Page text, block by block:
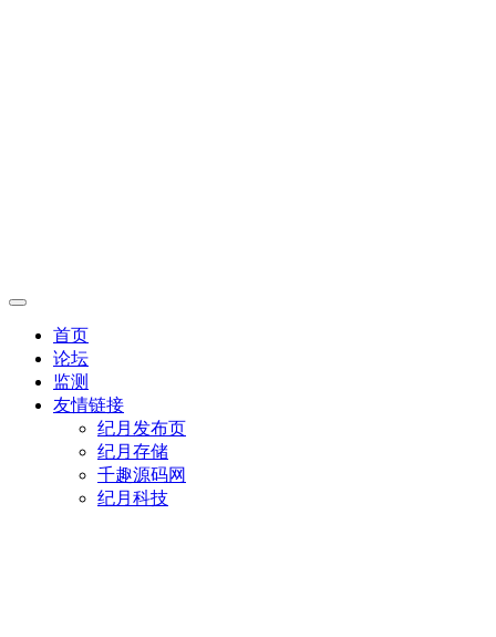
首页
论坛
监测
友情链接
纪月发布页
纪月存储
千趣源码网
纪月科技